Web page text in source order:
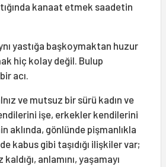
kanaat etmek saadetin
yastığa başkoymaktan huzur
hiç kolay değil. Bulup
acı.
ve mutsuz bir sürü kadın ve
işe, erkekler kendilerini
aklında, gönlünde pişmanlıkla
kabus gibi taşıdığı ilişkiler var;
anlamını, yaşamayı